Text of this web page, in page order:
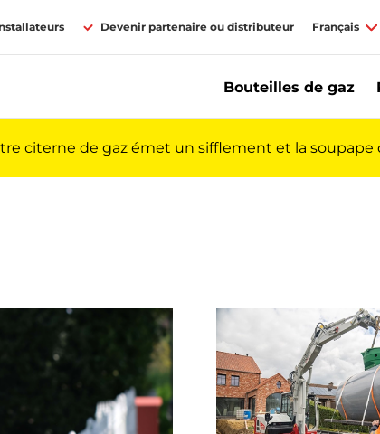
Devenir partenaire ou distributeur Français
Bouteilles de gaz
citerne de gaz émet un sifflement et la soupape